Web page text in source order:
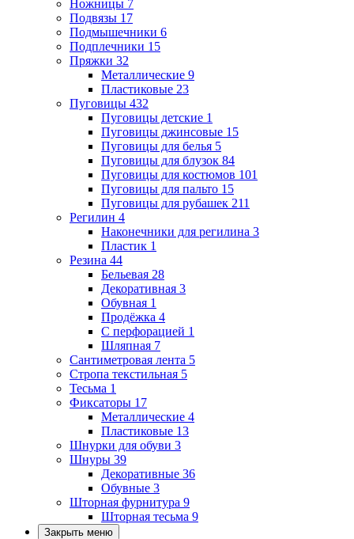
Ножницы 7
Подвязы 17
Подмышечники 6
Подплечники 15
Пряжки 32
Металлические 9
Пластиковые 23
Пуговицы 432
Пуговицы детские 1
Пуговицы джинсовые 15
Пуговицы для белья 5
Пуговицы для блузок 84
Пуговицы для костюмов 101
Пуговицы для пальто 15
Пуговицы для рубашек 211
Регилин 4
Наконечники для регилина 3
Пластик 1
Резина 44
Бельевая 28
Декоративная 3
Обувная 1
Продёжка 4
С перфорацией 1
Шляпная 7
Сантиметровая лента 5
Стропа текстильная 5
Тесьма 1
Фиксаторы 17
Металлические 4
Пластиковые 13
Шнурки для обуви 3
Шнуры 39
Декоративные 36
Обувные 3
Шторная фурнитура 9
Шторная тесьма 9
Закрыть меню